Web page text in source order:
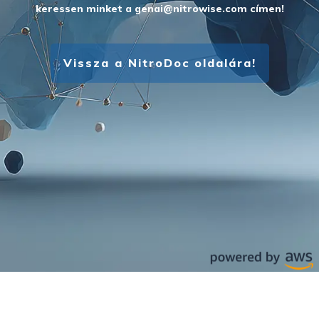
keressen minket a genai@nitrowise.com címen!
Vissza a NitroDoc oldalára!